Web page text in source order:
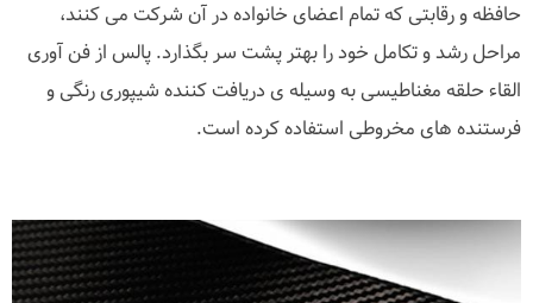
حافظه و رقابتی که تمام اعضای خانواده در آن شرکت می کنند،
مراحل رشد و تکامل خود را بهتر پشت سر بگذارد. پالس از فن آوری
القاء حلقه مغناطیسی به وسیله ی دریافت کننده شیپوری رنگی و
فرستنده های مخروطی استفاده کرده است.